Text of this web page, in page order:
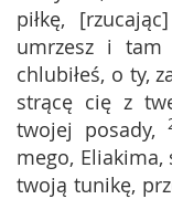
piłkę,
umrzesz i
chlubiłeś, o ty,
strącę cię z
twojej posady,
mego, Eliakima,
twoją tunikę,